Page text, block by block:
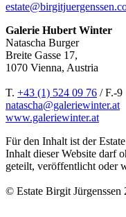
Galerie Hubert Winter
Natascha Burger
Breite Gasse 17,
1070 Vienna, Austria
T. +43 (1) 524 09 76 / F.-9
natascha@galeriewinter.at
www.galeriewinter.at
Für den Inhalt ist der
Inhalt dieser Website darf
geteilt, veröffentlicht oder
© Estate Birgit Jürgenssen